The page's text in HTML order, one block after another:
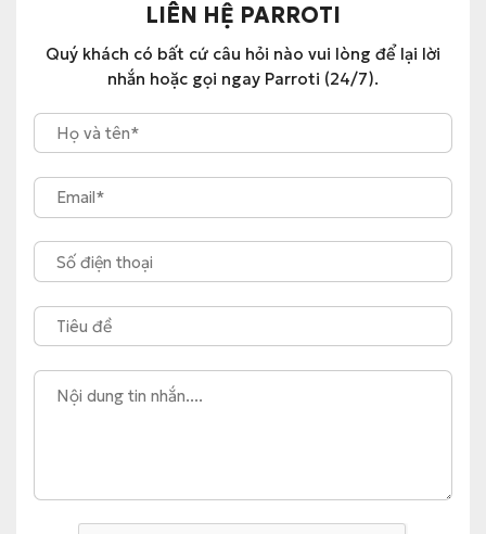
LIÊN HỆ PARROTI
Quý khách có bất cứ câu hỏi nào vui lòng để lại lời
nhắn hoặc gọi ngay Parroti (24/7).